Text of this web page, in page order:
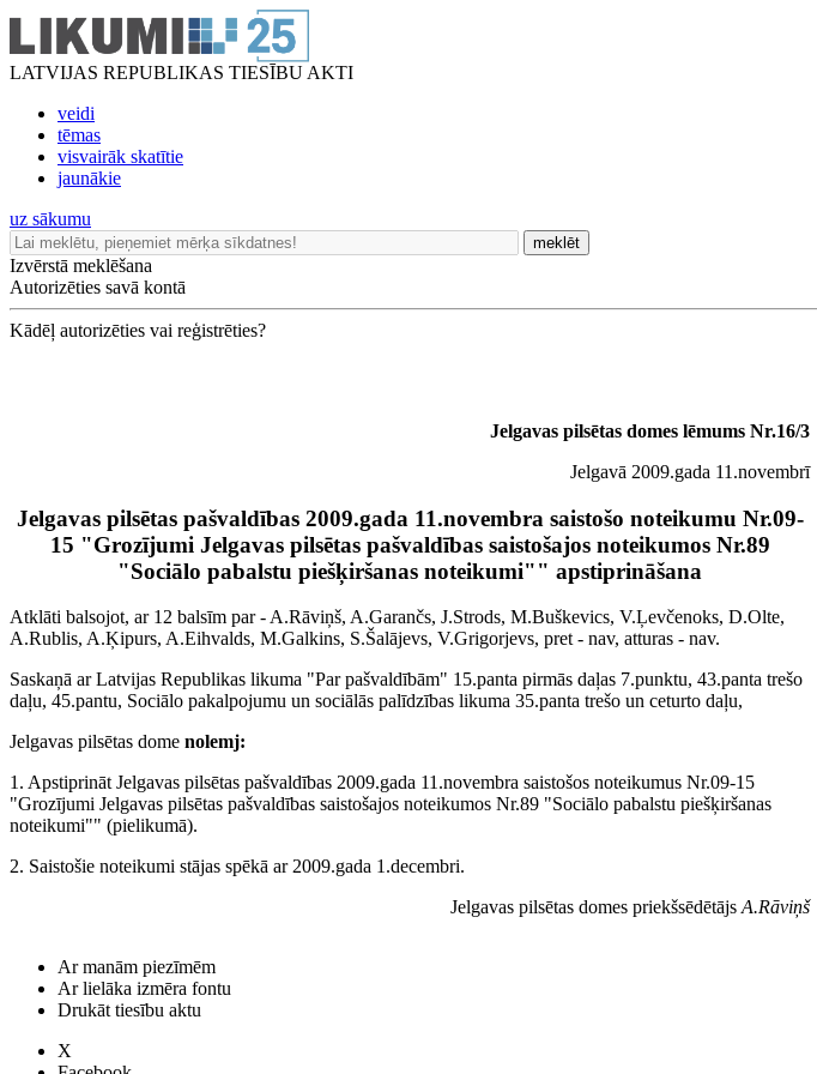
LATVIJAS REPUBLIKAS TIESĪBU AKTI
veidi
tēmas
visvairāk skatītie
jaunākie
uz sākumu
meklēt
Izvērstā meklēšana
Autorizēties savā kontā
Kādēļ autorizēties vai reģistrēties?
Jelgavas pilsētas domes lēmums Nr.16/3
Jelgavā 2009.gada 11.novembrī
Jelgavas pilsētas pašvaldības 2009.gada 11.novembra saistošo noteikumu Nr.09-
15 "Grozījumi Jelgavas pilsētas pašvaldības saistošajos noteikumos Nr.89
"Sociālo pabalstu piešķiršanas noteikumi"" apstiprināšana
Atklāti balsojot, ar 12 balsīm par - A.Rāviņš, A.Garančs, J.Strods, M.Buškevics, V.Ļevčenoks, D.Olte,
A.Rublis, A.Ķipurs, A.Eihvalds, M.Galkins, S.Šalājevs, V.Grigorjevs, pret - nav, atturas - nav.
Saskaņā ar Latvijas Republikas likuma "Par pašvaldībām" 15.panta pirmās daļas 7.punktu, 43.panta trešo
daļu, 45.pantu, Sociālo pakalpojumu un sociālās palīdzības likuma 35.panta trešo un ceturto daļu,
Jelgavas pilsētas dome nolemj:
1. Apstiprināt Jelgavas pilsētas pašvaldības 2009.gada 11.novembra saistošos noteikumus Nr.09-15
"Grozījumi Jelgavas pilsētas pašvaldības saistošajos noteikumos Nr.89 "Sociālo pabalstu piešķiršanas
noteikumi"" (pielikumā).
2. Saistošie noteikumi stājas spēkā ar 2009.gada 1.decembri.
Jelgavas pilsētas domes priekšsēdētājsA.Rāviņš
Ar manām piezīmēm
Ar lielāka izmēra fontu
Drukāt tiesību aktu
X